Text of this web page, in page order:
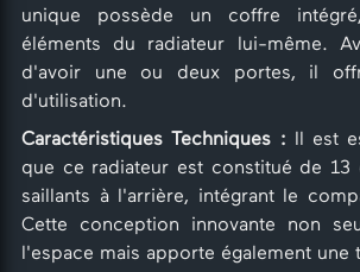
unique possède un coffre
éléments du radiateur lui-même.
d'avoir une ou deux portes, il
d'utilisation.
Caractéristiques Techniques : Il est
que ce radiateur est constitué de 13
saillants à l'arrière, intégrant le
Cette conception innovante non
l'espace mais apporte également une